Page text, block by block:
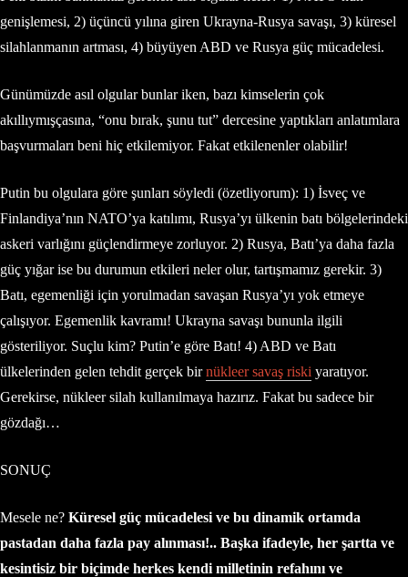
genişlemesi, 2) üçüncü yılına giren Ukrayna-Rusya savaşı, 3) küresel
silahlanmanın artması, 4) büyüyen ABD ve Rusya güç mücadelesi.
Günümüzde asıl olgular bunlar iken, bazı kimselerin çok
akıllıymışçasına, “onu bırak, şunu tut” dercesine yaptıkları anlatımlara
başvurmaları beni hiç etkilemiyor. Fakat etkilenenler olabilir!
Putin bu olgulara göre şunları söyledi (özetliyorum): 1) İsveç ve
Finlandiya’nın NATO’ya katılımı, Rusya’yı ülkenin batı bölgelerindeki
askeri varlığını güçlendirmeye zorluyor. 2) Rusya, Batı’ya daha fazla
güç yığar ise bu durumun etkileri neler olur, tartışmamız gerekir. 3)
Batı, egemenliği için yorulmadan savaşan Rusya’yı yok etmeye
çalışıyor. Egemenlik kavramı! Ukrayna savaşı bununla ilgili
gösteriliyor. Suçlu kim? Putin’e göre Batı! 4) ABD ve Batı
ülkelerinden gelen tehdit gerçek birnükleer savaş riski yaratıyor.
Gerekirse, nükleer silah kullanılmaya hazırız. Fakat bu sadece bir
gözdağı…
SONUÇ
Mesele ne? Küresel güç mücadelesi ve bu dinamik ortamda
pastadan daha fazla pay alınması!.. Başka ifadeyle, her şartta ve
kesintisiz bir biçimde herkes kendi milletinin refahını ve